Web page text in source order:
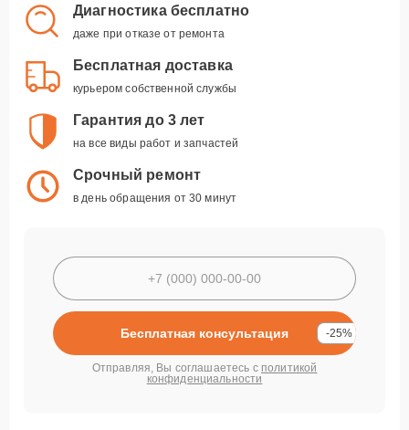
Диагностика бесплатно
даже при отказе от ремонта
Бесплатная доставка
курьером собственной службы
Гарантия до 3 лет
на все виды работ и запчастей
Срочный ремонт
в день обращения от 30 минут
Бесплатная консультация -25%
Отправляя, Вы соглашаетесь с политикой
конфиденциальности